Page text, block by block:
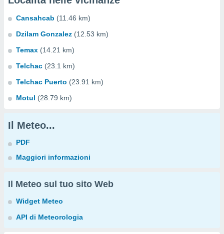
Cansahcab (11.46 km)
Dzilam Gonzalez (12.53 km)
Temax (14.21 km)
Telchac (23.1 km)
Telchac Puerto (23.91 km)
Motul (28.79 km)
Il Meteo...
PDF
Maggiori informazioni
Il Meteo sul tuo sito Web
Widget Meteo
API di Meteorologia